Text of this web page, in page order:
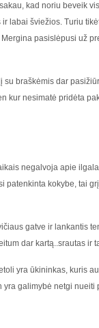
kad noriu beveik
labai šviežios. Turiu
pasislėpusi už
braškėmis dar
kur nesimatė pridėta
negalvoja apie
patenkinta kokybe, tai
gatve ir lankantis
dar kartą..srautas ir
yra ūkininkas, kuris
galimybė netgi